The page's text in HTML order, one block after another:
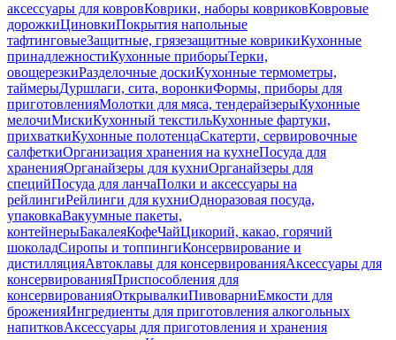
аксессуары для ковровКоврики, наборы ковриковКовровые
дорожкиЦиновкиПокрытия напольные
тафтинговыеЗащитные, грязезащитные коврикиКухонные
принадлежностиКухонные приборыТерки,
овощерезкиРазделочные доскиКухонные термометры,
таймерыДуршлаги, сита, воронкиФормы, приборы для
приготовленияМолотки для мяса, тендерайзерыКухонные
мелочиМискиКухонный текстильКухонные фартуки,
прихваткиКухонные полотенцаСкатерти, сервировочные
салфеткиОрганизация хранения на кухнеПосуда для
храненияОрганайзеры для кухниОрганайзеры для
специйПосуда для ланчаПолки и аксессуары на
рейлингиРейлинги для кухниОдноразовая посуда,
упаковкаВакуумные пакеты,
контейнерыБакалеяКофеЧайЦикорий, какао, горячий
шоколадСиропы и топпингиКонсервирование и
дистилляцияАвтоклавы для консервированияАксессуары для
консервированияПриспособления для
консервированияОткрывалкиПивоварниЕмкости для
броженияИнгредиенты для приготовления алкогольных
напитковАксессуары для приготовления и хранения